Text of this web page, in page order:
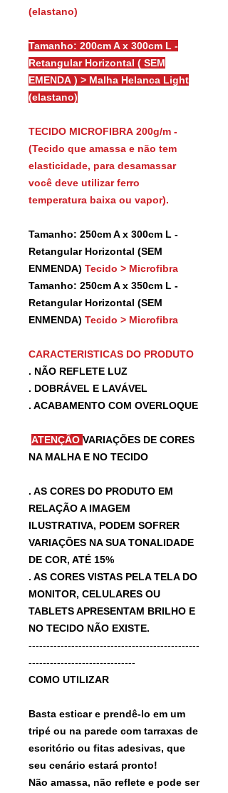
(elastano)
Tamanho: 200cm A x 300cm L -
Retangular Horizontal ( SEM
EMENDA ) > Malha Helanca Light
(elastano)
TECIDO MICROFIBRA 200g/m -
(Tecido que amassa e não tem
elasticidade, para desamassar
você deve utilizar ferro
temperatura baixa ou vapor).
Tamanho: 250cm A x 300cm L -
Retangular Horizontal (SEM
ENMENDA) Tecido > Microfibra
Tamanho: 250cm A x 350cm L -
Retangular Horizontal (SEM
ENMENDA) Tecido > Microfibra
CARACTERISTICAS DO PRODUTO
. NÃO REFLETE LUZ
. DOBRÁVEL E LAVÁVEL
. ACABAMENTO COM OVERLOQUE
ATENÇÃO VARIAÇÕES DE CORES
NA MALHA E NO TECIDO
. AS CORES DO PRODUTO EM
RELAÇÃO A IMAGEM
ILUSTRATIVA, PODEM SOFRER
VARIAÇÕES NA SUA TONALIDADE
DE COR, ATÉ 15%
. AS CORES VISTAS PELA TELA DO
MONITOR, CELULARES OU
TABLETS APRESENTAM BRILHO E
NO TECIDO NÃO EXISTE.
------------------------------------------------
------------------------------
COMO UTILIZAR
Basta esticar e prendê-lo em um
tripé ou na parede com tarraxas de
escritório ou fitas adesivas, que
seu cenário estará pronto!
Não amassa, não reflete e pode ser